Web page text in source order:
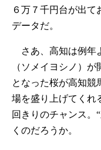
６万７千円台が出て
データだ。
さあ、高知は例年
（ソメイヨシノ）
となった桜が高知競
場を盛り上げてくれ
回きりのチャンス。
くのだろうか。